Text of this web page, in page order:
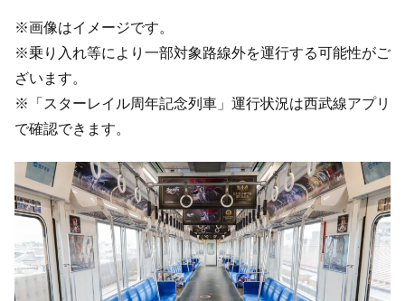
※画像はイメージです。
※乗り入れ等により一部対象路線外を運行する可能性がご
ざいます。
※「スターレイル周年記念列車」運行状況は西武線アプリ
で確認できます。